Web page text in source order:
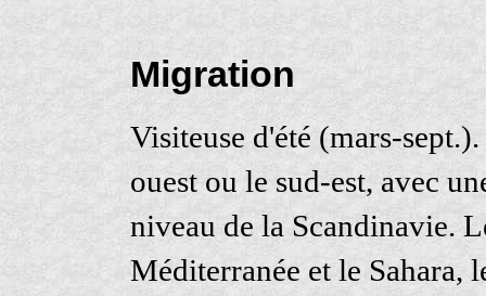
Migration
Visiteuse d'été (mars-
ouest ou le sud-est, avec
niveau de la Scandinavie.
Méditerranée et le Sahara,